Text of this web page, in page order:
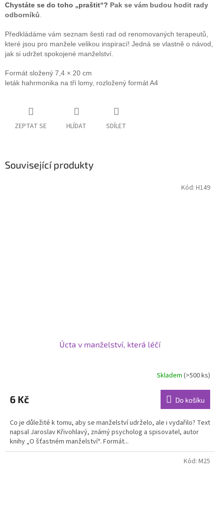
Chystáte se do toho „praštit“? Pak se vám budou hodit rady
odborníků.
Předkládáme vám seznam šesti rad od renomovaných terapeutů,
které jsou pro manžele velikou inspirací! Jedná se vlastně o návod,
jak si udržet spokojené manželství.
Formát složený 7,4 × 20 cm
leták hahrmonika na tři lomy, rozložený formát A4
ZEPTAT SE HLÍDAT SDÍLET
Související produkty
Úcta v manželství, která léčí
Skladem (>500 ks)
6 Kč Do košíku
Co je důležité k tomu, aby se manželství udrželo, ale i vydařilo? Text
napsal Jaroslav Křivohlavý, známý psycholog a spisovatel, autor
knihy „O šťastném manželství“. Formát...
Kód: H149
Kód: M25